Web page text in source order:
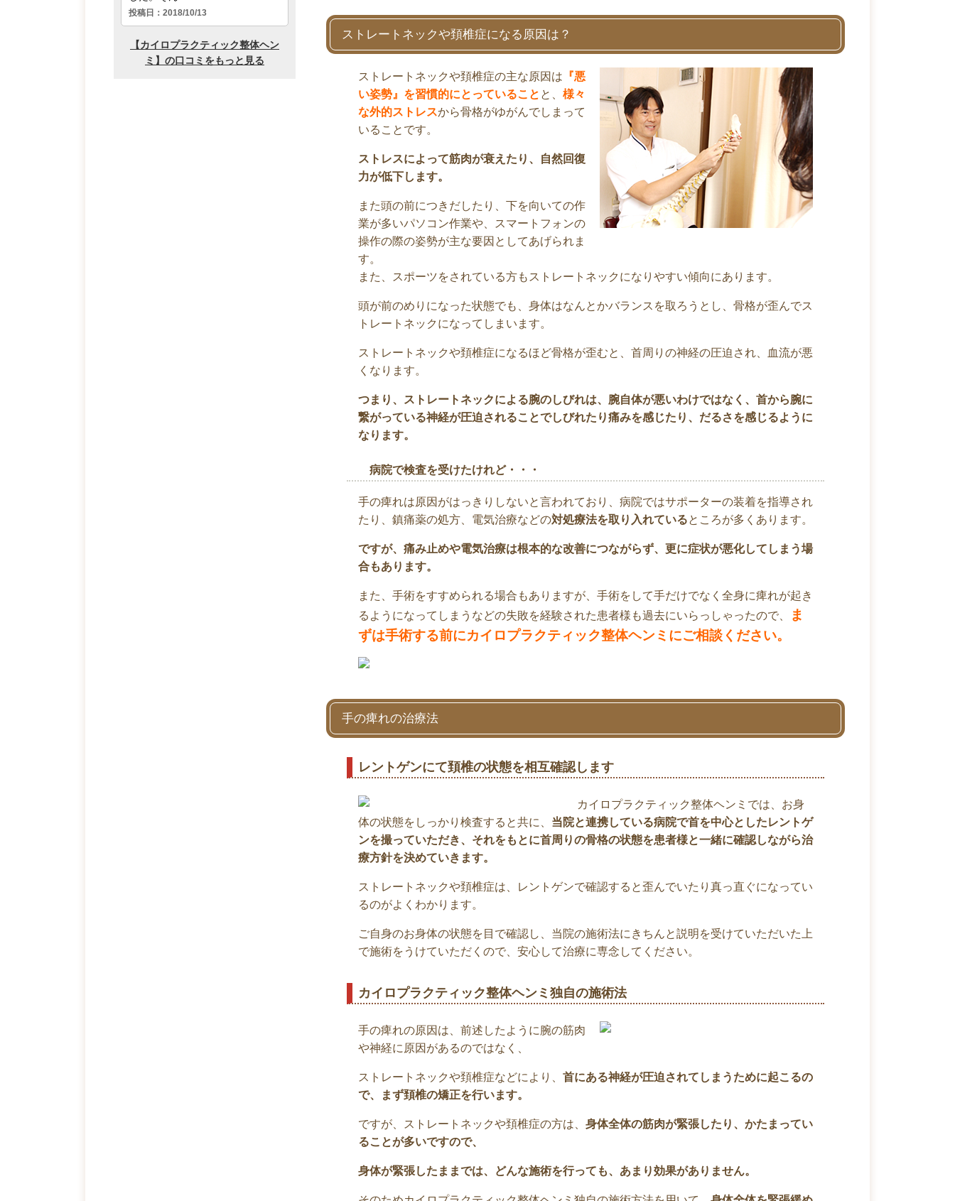
ストレートネックや頚椎症になる原因は？
ストレートネックや頚椎症の主な原因は 『悪
い姿勢』を習慣的にとっていること と、 様々
な外的ストレスから骨格がゆがんでしまって
いることです。
ストレスによって筋肉が衰えたり、自然回復
力が低下します。
また頭の前につきだしたり、下を向いての作
業が多いパソコン作業や、スマートフォンの
操作の際の姿勢が主な要因としてあげられま
す。
また、スポーツをされている方もストレートネックになりやすい傾向にあります。
頭が前のめりになった状態でも、身体はなんとかバランスを取ろうとし、骨格が歪んでス
トレートネックになってしまいます。
ストレートネックや頚椎症になるほど骨格が歪むと、首周りの神経の圧迫され、血流が悪
くなります。
つまり、ストレートネックによる腕のしびれは、腕自体が悪いわけではなく、首から腕に
繋がっている神経が圧迫されることでしびれたり痛みを感じたり、だるさを感じるように
なります。
病院で検査を受けたけれど・・・
手の痺れは原因がはっきりしないと言われており、病院ではサポーターの装着を指導され
たり、鎮痛薬の処方、電気治療などの対処療法を取り入れているところが多くあります。
ですが、痛み止めや電気治療は根本的な改善につながらず、更に症状が悪化してしまう場
合もあります。
また、手術をすすめられる場合もありますが、手術をして手だけでなく全身に痺れが起き
るようになってしまうなどの失敗を経験された患者様も過去にいらっしゃったので、
ま
ずは手術する前にカイロプラクティック整体ヘンミにご相談ください。
手の痺れの治療法
レントゲンにて頚椎の状態を相互確認します
カイロプラクティック整体ヘンミでは、お身
体の状態をしっかり検査すると共に、 当院と連携している病院で首を中心としたレントゲ
ンを撮っていただき、それをもとに首周りの骨格の状態を患者様と一緒に確認しながら治
療方針を決めていきます。
ストレートネックや頚椎症は、レントゲンで確認すると歪んでいたり真っ直ぐになってい
るのがよくわかります。
ご自身のお身体の状態を目で確認し、当院の施術法にきちんと説明を受けていただいた上
で施術をうけていただくので、安心して治療に専念してください。
カイロプラクティック整体ヘンミ独自の施術法
手の痺れの原因は、前述したように腕の筋肉
や神経に原因があるのではなく、
ストレートネックや頚椎症などにより、 首にある神経が圧迫されてしまうために起こるの
で、まず頚椎の矯正を行います。
ですが、ストレートネックや頚椎症の方は、 身体全体の筋肉が緊張したり、かたまってい
ることが多いですので、
身体が緊張したままでは、どんな施術を行っても、あまり効果がありません。